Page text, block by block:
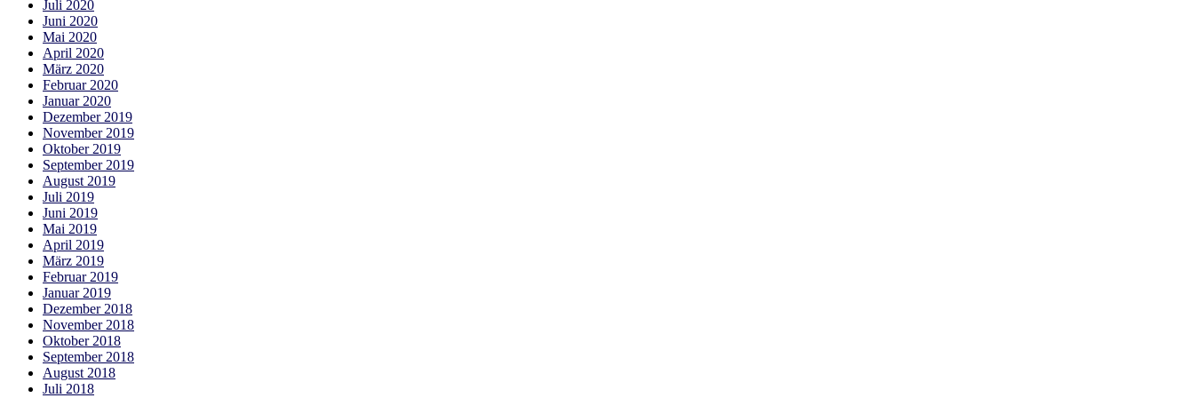
Juli 2020
Juni 2020
Mai 2020
April 2020
März 2020
Februar 2020
Januar 2020
Dezember 2019
November 2019
Oktober 2019
September 2019
August 2019
Juli 2019
Juni 2019
Mai 2019
April 2019
März 2019
Februar 2019
Januar 2019
Dezember 2018
November 2018
Oktober 2018
September 2018
August 2018
Juli 2018